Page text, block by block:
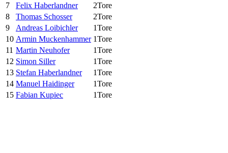
7
Felix Haberlandner 2Tore
8
Thomas Schosser 2Tore
9
Andreas Loibichler 1Tore
10 Armin Muckenhammer 1Tore
11 Martin Neuhofer 1Tore
12 Simon Siller 1Tore
13 Stefan Haberlandner 1Tore
14 Manuel Haidinger 1Tore
15 Fabian Kupiec 1Tore